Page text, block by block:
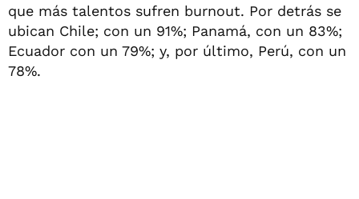
que más talentos sufren burnout. Por detrás se
ubican Chile; con un 91%; Panamá, con un 83%;
Ecuador con un 79%; y, por último, Perú, con un
78%.